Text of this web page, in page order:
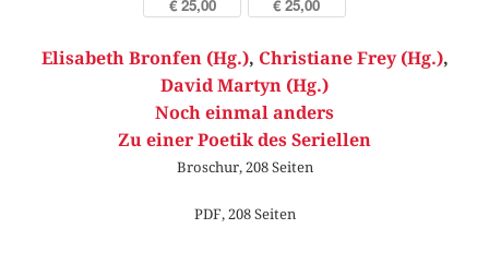
€ 25,00 € 25,00
Elisabeth Bronfen (Hg.), Christiane Frey (Hg.),
David Martyn (Hg.)
Noch einmal anders
Zu einer Poetik des Seriellen
Broschur, 208 Seiten
PDF, 208 Seiten